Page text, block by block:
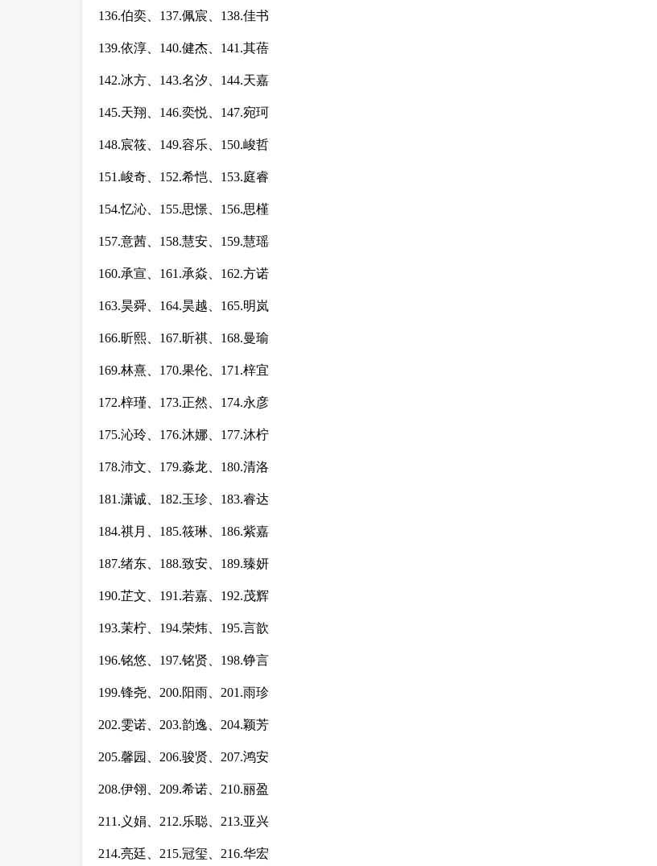
136.伯奕、137.佩宸、138.佳书
139.依淳、140.健杰、141.其蓓
142.冰方、143.名汐、144.天嘉
145.天翔、146.奕悦、147.宛珂
148.宸筱、149.容乐、150.峻哲
151.峻奇、152.希恺、153.庭睿
154.忆沁、155.思憬、156.思槿
157.意茜、158.慧安、159.慧瑶
160.承宣、161.承焱、162.方诺
163.昊舜、164.昊越、165.明岚
166.昕熙、167.昕祺、168.曼瑜
169.林熹、170.果伦、171.梓宜
172.梓瑾、173.正然、174.永彦
175.沁玲、176.沐娜、177.沐柠
178.沛文、179.淼龙、180.清洛
181.潇诚、182.玉珍、183.睿达
184.祺月、185.筱琳、186.紫嘉
187.绪东、188.致安、189.臻妍
190.芷文、191.若嘉、192.茂辉
193.茉柠、194.荣炜、195.言歆
196.铭悠、197.铭贤、198.铮言
199.锋尧、200.阳雨、201.雨珍
202.雯诺、203.韵逸、204.颖芳
205.馨园、206.骏贤、207.鸿安
208.伊翎、209.希诺、210.丽盈
211.义娟、212.乐聪、213.亚兴
214.亮廷、215.冠玺、216.华宏